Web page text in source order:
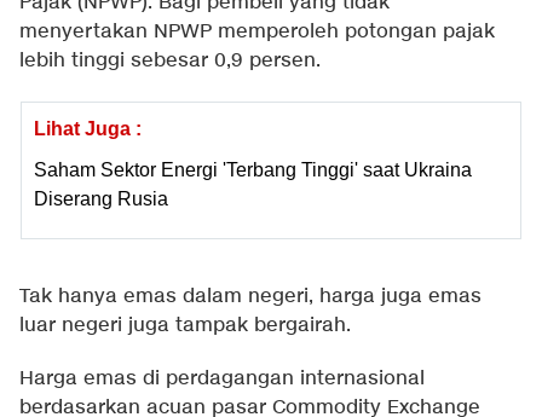
menyertakan NPWP memperoleh potongan pajak
lebih tinggi sebesar 0,9 persen.
Lihat Juga :
Saham Sektor Energi 'Terbang Tinggi' saat Ukraina
Diserang Rusia
Tak hanya emas dalam negeri, harga juga emas
luar negeri juga tampak bergairah.
Harga emas di perdagangan internasional
berdasarkan acuan pasar Commodity Exchange